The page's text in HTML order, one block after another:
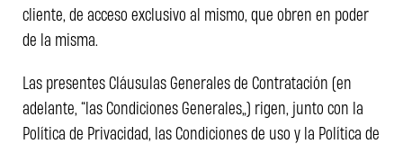
cliente, de acceso exclusivo al mismo, que obren en poder
de la misma.
Las presentes Cláusulas Generales de Contratación (en
adelante, “las Condiciones Generales”) rigen, junto con la
Política de Privacidad, las Condiciones de uso y la Política de